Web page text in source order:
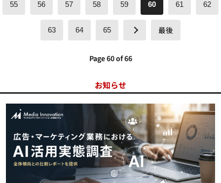
55 56 57 58 59 60 61 62
63 64 65 最後
Page 60 of 66
お知らせ